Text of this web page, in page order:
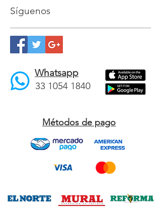
Síguenos
Whatsapp
33 1054 1840
Métodos de pago